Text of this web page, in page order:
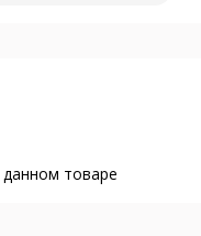
товаре